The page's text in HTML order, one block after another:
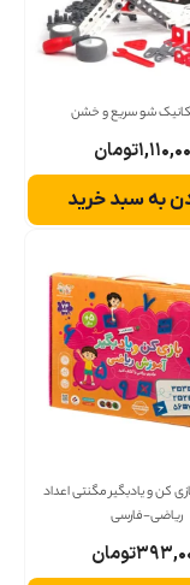
شو سریع و خشن
تومان
به سبد خرید
و یادبگیر مگنتی اعداد
فارسی
تومان